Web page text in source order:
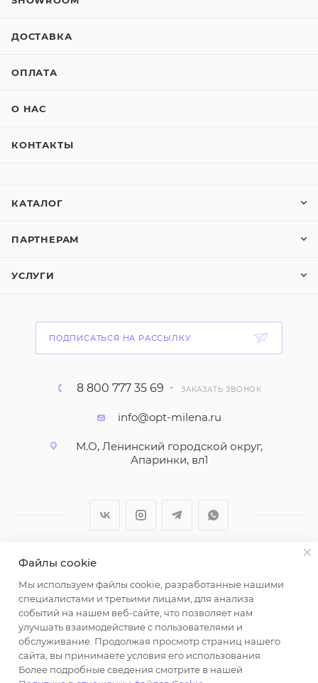
ДОСТАВКА
ОПЛАТА
О НАС
КОНТАКТЫ
КАТАЛОГ
ПАРТНЕРАМ
УСЛУГИ
ПОДПИСАТЬСЯ НА РАССЫЛКУ
8 800 777 35 69 ЗАКАЗАТЬ ЗВОНОК
info@opt-milena.ru
М.О, Ленинский городской округ,
Апаринки, вл1
2026 © ООО "Вайт Текстиль групп"
Любая информация на сайте носит справочный
характер и не является публичной офертой
определяемой положениями пункта 2 статьи 437
Гражданского кодекса Российской Федерации.
Использование любых материалов, опубликованных
на https://opt-milena.ru, допустимо только при
Файлы cookie
Мы используем файлы cookie, разработанные нашими
специалистами и третьими лицами, для анализа
событий на нашем веб-сайте, что позволяет нам
улучшать взаимодействие с пользователями и
обслуживание. Продолжая просмотр страниц нашего
сайта, вы принимаете условия его использования.
Более подробные сведения смотрите в нашей